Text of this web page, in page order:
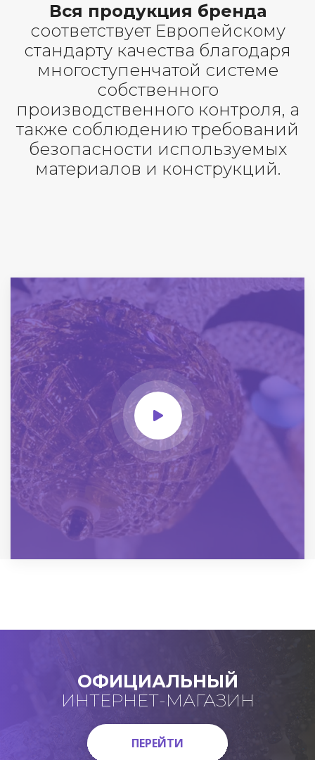
Вся продукция бренда
соответствует Европейскому
стандарту качества благодаря
многоступенчатой системе
собственного
производственного контроля, а
также соблюдению требований
безопасности используемых
материалов и конструкций.
ОФИЦИАЛЬНЫЙ
ИНТЕРНЕТ-МАГАЗИН
ПЕРЕЙТИ
ПЕРЕЙТИ